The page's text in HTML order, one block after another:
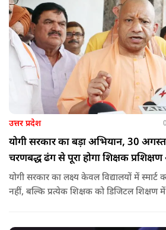
उत्तर प्रदेश
योगी सरकार का बड़ा अभियान, 30
चरणबद्ध ढंग से पूरा होगा शिक्षक
योगी सरकार का लक्ष्य केवल विद्यालयों में स्मार्ट
नहीं, बल्कि प्रत्येक शिक्षक को डिजिटल शिक्षण में